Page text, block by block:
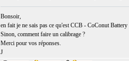
Bonsoir,
en fait je ne sais pas ce qu'est CCB - CoConut Battery
Sinon, comment faire un calibrage ?
Merci pour vos réponses.
J